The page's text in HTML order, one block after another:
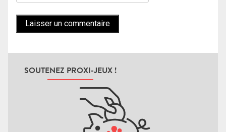
SOUTENEZ PROXI-JEUX !